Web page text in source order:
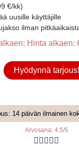
€/kk)
uusille käyttäjille
ilman
Hinta alkaen:
Hyödynnä tarjous!
14 päivän ilmainen
Arvosana: 4.5/5
    